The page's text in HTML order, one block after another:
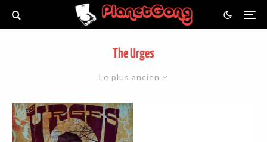
The Urges
Le plus ancien